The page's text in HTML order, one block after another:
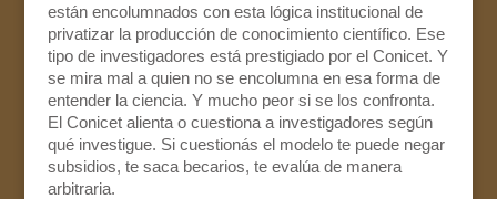
están encolumnados con esta lógica institucional de
privatizar la producción de conocimiento científico. Ese
tipo de investigadores está prestigiado por el Conicet. Y
se mira mal a quien no se encolumna en esa forma de
entender la ciencia. Y mucho peor si se los confronta.
El Conicet alienta o cuestiona a investigadores según
qué investigue. Si cuestionás el modelo te puede negar
subsidios, te saca becarios, te evalúa de manera
arbitraria.